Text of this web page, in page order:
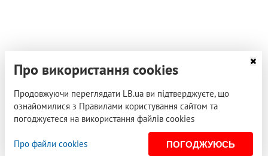
Про використання cookies
Продовжуючи переглядати LB.ua ви підтверджуєте, що
ознайомилися з Правилами користування сайтом та
погоджуєтеся на використання файлів cookies
Про файли cookies ПОГОДЖУЮСЬ